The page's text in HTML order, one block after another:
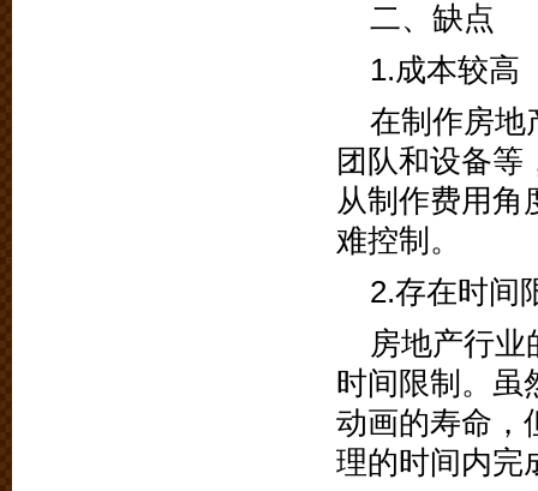
二、缺点
1.成本较高
在制作房地
团队和设备等
从制作费用角
难控制。
2.存在时间
房地产行
时间限制。虽
动画的寿命，
理的时间内完